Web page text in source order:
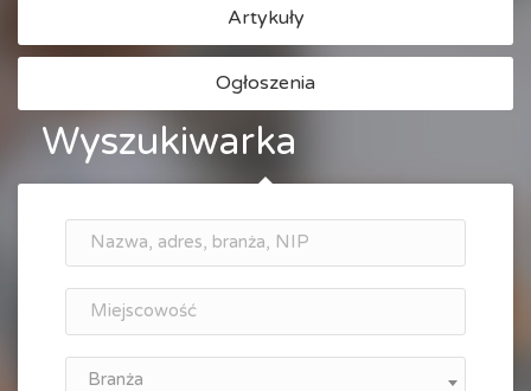
Artykuły
Ogłoszenia
Wyszukiwarka
Branża